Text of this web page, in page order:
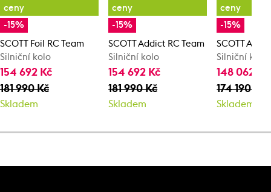
ceny
-15%
SCOTT Foil RC Team
Silniční kolo
154 692 Kč
181 990 Kč
Skladem
ceny
-15%
SCOTT Addict RC Team
Silniční kolo
154 692 Kč
181 990 Kč
Skladem
ceny
-15%
SCOTT
Silniční kolo
148 062 Kč
174 190 Kč
Skladem